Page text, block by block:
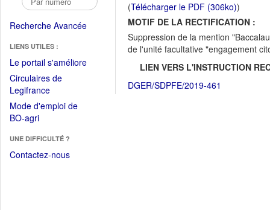
Recherche Avancée
LIENS UTILES :
Le portail s'améliore(Fichier
Circulaires de
Legifrance(Ouvrir
dans
une
fenêtre)
Mode d'emploi de
BO-agri(Ouvrir
une
nouvelle
UNE DIFFICULTÉ ?
Contactez-nous
(Télécharger le PDF (306ko))
MOTIF DE LA RECTIFICATION :
Suppression de la mention
de l'unité facultative "engagement
LIEN VERS L'INSTRUCTION
DGER/SDPFE/2019-461